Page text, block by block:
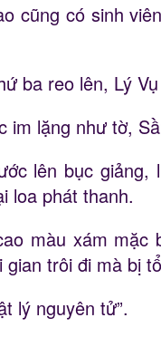
cũng có sinh
ba reo lên, Lý
im lặng như tờ,
lên bục
loa phát thanh.
màu xám
trôi đi mà bị
lý nguyên tử”.